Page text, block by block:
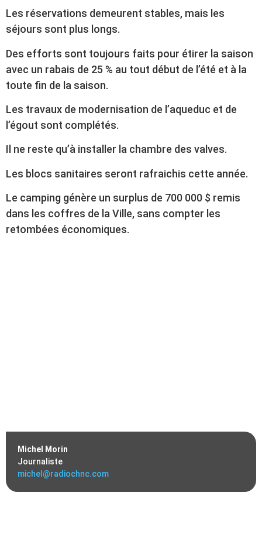
Michel Morin
Journaliste
michel@radiochnc.com
Les réservations demeurent stables, mais les
séjours sont plus longs.
Des efforts sont toujours faits pour étirer la saison
avec un rabais de 25 % au tout début de l’été et à la
toute fin de la saison.
Les travaux de modernisation de l’aqueduc et de
l’égout sont complétés.
Il ne reste qu’à installer la chambre des valves.
Les blocs sanitaires seront rafraichis cette année.
Le camping génère un surplus de 700 000 $ remis
dans les coffres de la Ville, sans compter les
retombées économiques.